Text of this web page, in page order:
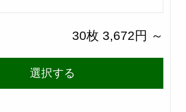
30枚 3,672円 ～
選択する